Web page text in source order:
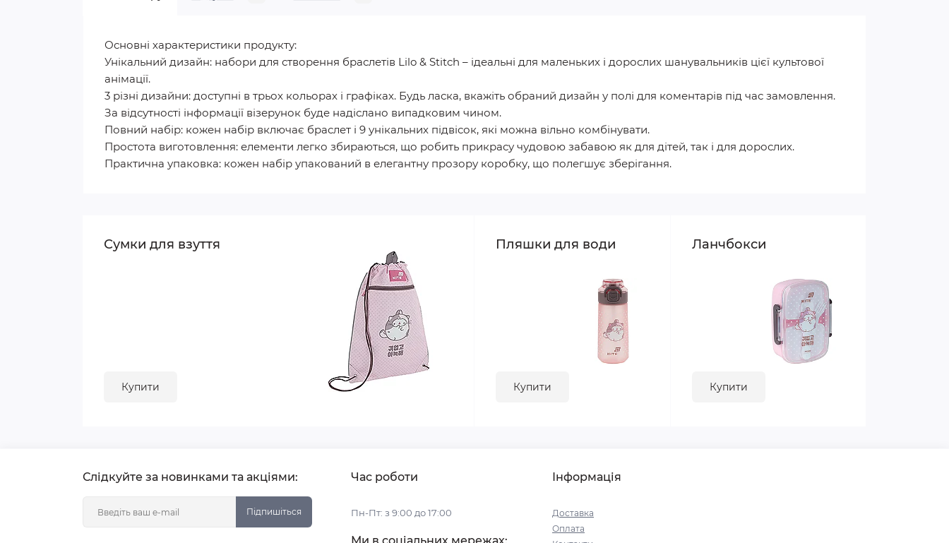
Основні характеристики продукту:
Унікальний дизайн: набори для створення браслетів Lilo & Stitch – ідеальні для маленьких і дорослих шанувальників цієї культової
анімації.
3 різні дизайни: доступні в трьох кольорах і графіках. Будь ласка, вкажіть обраний дизайн у полі для коментарів під час замовлення.
За відсутності інформації візерунок буде надіслано випадковим чином.
Повний набір: кожен набір включає браслет і 9 унікальних підвісок, які можна вільно комбінувати.
Простота виготовлення: елементи легко збираються, що робить прикрасу чудовою забавою як для дітей, так і для дорослих.
Практична упаковка: кожен набір упакований в елегантну прозору коробку, що полегшує зберігання.
Сумки для взуття
Купити
Пляшки для води
Купити
Ланчбокси
Купити
Слідкуйте за новинками та акціями:
Підпишіться
Час роботи
Пн-Пт: з 9:00 до 17:00
Інформація
Доставка
Оплата